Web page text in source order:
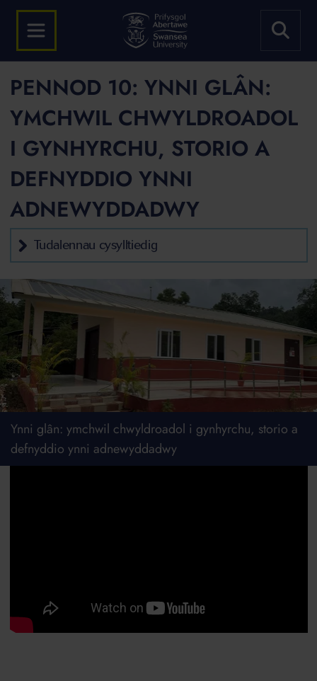
PENNOD 10: YNNI GLÂN:
YMCHWIL CHWYLDROADOL
I GYNHYRCHU, STORIO A
DEFNYDDIO YNNI
ADNEWYDDADWY
Tudalennau cysylltiedig
Ynni glân: ymchwil chwyldroadol i gynhyrchu, storio a
defnyddio ynni adnewyddadwy